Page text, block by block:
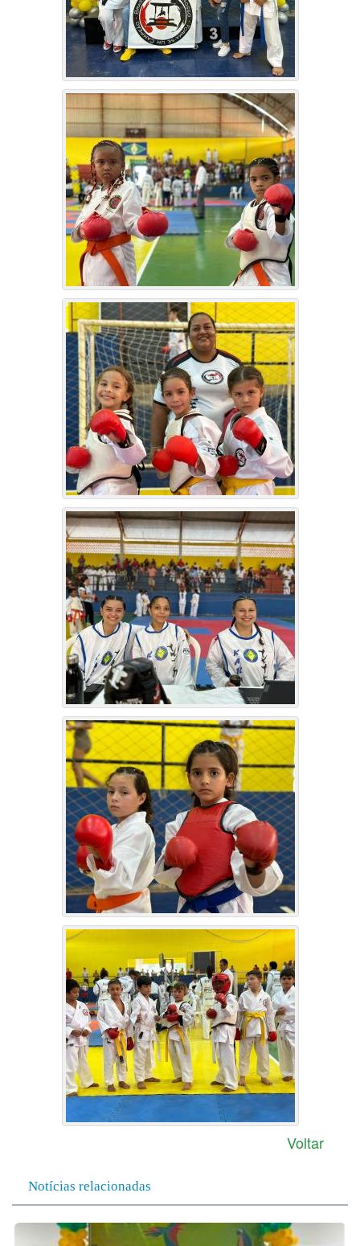
Voltar
Notícias relacionadas